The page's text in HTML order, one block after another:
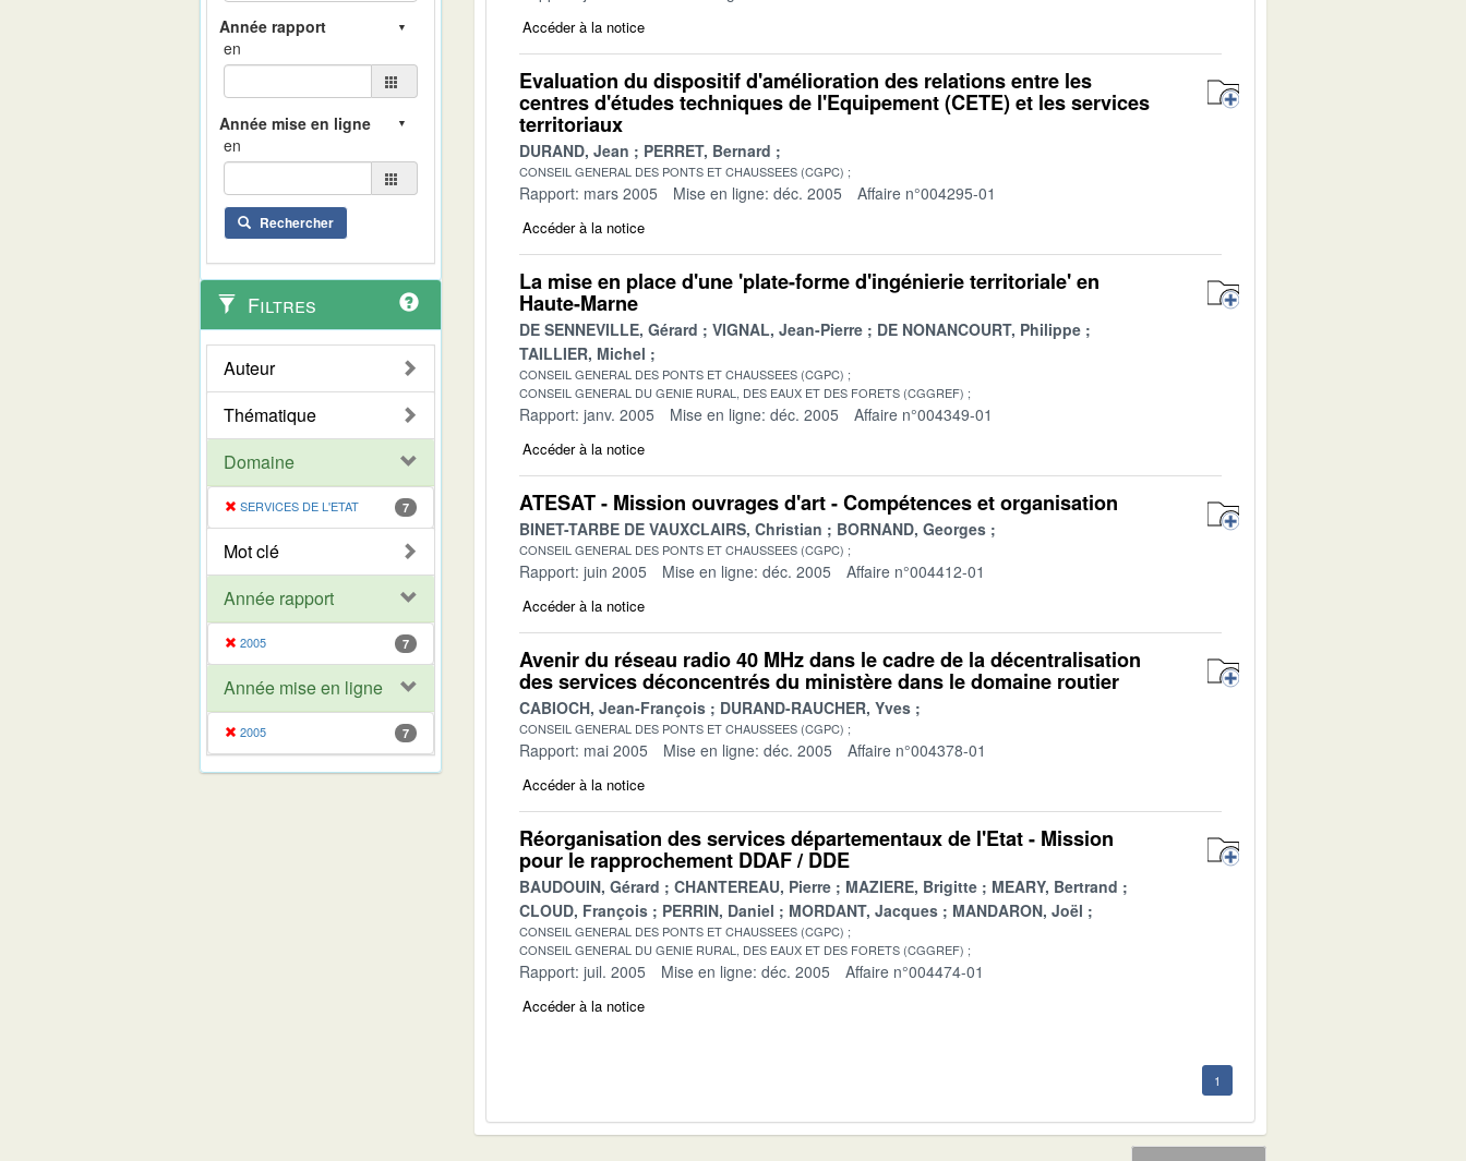
en
en
Rechercher
Filtres
Auteur
Thématique
Domaine
SERVICES DE L'ETAT 7
Mot clé
Année rapport
2005 7
Année mise en ligne
2005 7
Accéder à la notice
Evaluation du dispositif d'amélioration des relations entre les
centres d'études techniques de l'Equipement (CETE) et les services
territoriaux
DURAND, Jean PERRET, Bernard
CONSEIL GENERAL DES PONTS ET CHAUSSEES (CGPC)
Rapport: mars 2005 Mise en ligne: déc. 2005 Affaire n°004295-01
Accéder à la notice
La mise en place d'une 'plate-forme d'ingénierie territoriale' en
Haute-Marne
DE SENNEVILLE, Gérard VIGNAL, Jean-Pierre
DE NONANCOURT, Philippe
TAILLIER, Michel
CONSEIL GENERAL DES PONTS ET CHAUSSEES (CGPC)
CONSEIL GENERAL DU GENIE RURAL, DES EAUX ET DES FORETS (CGGREF)
Rapport: janv. 2005 Mise en ligne: déc. 2005 Affaire n°004349-01
Accéder à la notice
ATESAT - Mission ouvrages d'art - Compétences et organisation
BINET-TARBE DE VAUXCLAIRS, Christian BORNAND, Georges
CONSEIL GENERAL DES PONTS ET CHAUSSEES (CGPC)
Rapport: juin 2005 Mise en ligne: déc. 2005 Affaire n°004412-01
Accéder à la notice
Avenir du réseau radio 40 MHz dans le cadre de la décentralisation
des services déconcentrés du ministère dans le domaine routier
CABIOCH, Jean-François DURAND-RAUCHER, Yves
CONSEIL GENERAL DES PONTS ET CHAUSSEES (CGPC)
Rapport: mai 2005 Mise en ligne: déc. 2005 Affaire n°004378-01
Accéder à la notice
Réorganisation des services départementaux de l'Etat - Mission
pour le rapprochement DDAF / DDE
BAUDOUIN, Gérard CHANTEREAU, Pierre MAZIERE, Brigitte
MEARY, Bertrand
CLOUD, François
PERRIN, Daniel MORDANT, Jacques MANDARON, Joël
CONSEIL GENERAL DES PONTS ET CHAUSSEES (CGPC)
CONSEIL GENERAL DU GENIE RURAL, DES EAUX ET DES FORETS (CGGREF)
Rapport: juil. 2005 Mise en ligne: déc. 2005 Affaire n°004474-01
Accéder à la notice
1